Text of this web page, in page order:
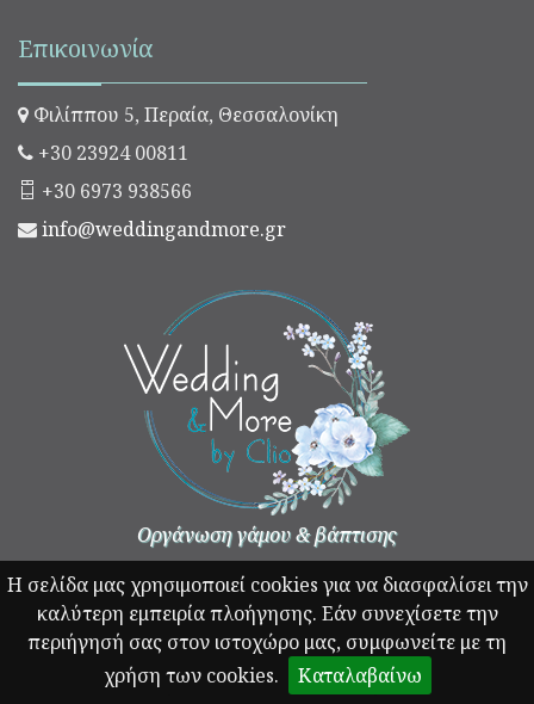
Η σελίδα μας χρησιμοποιεί cookies για να διασφαλίσει την
καλύτερη εμπειρία πλοήγησης. Εάν συνεχίσετε την
περιήγησή σας στον ιστοχώρο μας, συμφωνείτε με τη
χρήση των cookies.
Καταλαβαίνω
Επικοινωνία
Φιλίππου 5, Περαία, Θεσσαλονίκη
+30 23924 00811
+30 6973 938566
info@weddingandmore.gr
Οργάνωση γάμου & βάπτισης
© Copyright 2026 - weddingandmore.gr All rights reserved